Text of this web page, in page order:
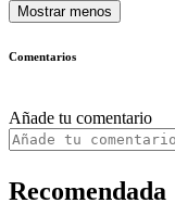
Mostrar menos
Comentarios
Añade tu comentario
Recomendada